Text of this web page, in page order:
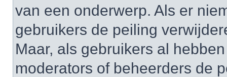
van een onderwerp. Als er
gebruikers de peiling
Maar, als gebruikers al
moderators of beheerders de